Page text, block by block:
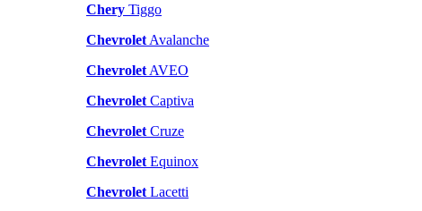
Chery Tiggo
Chevrolet Avalanche
Chevrolet AVEO
Chevrolet Captiva
Chevrolet Cruze
Chevrolet Equinox
Chevrolet Lacetti